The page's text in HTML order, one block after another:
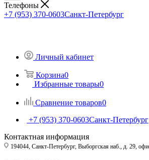
Телефоны
+7 (953) 370-0603Санкт-Петербург
Личный кабинет
Корзина0
Избранные товары0
Сравнение товаров0
+7 (953) 370-0603Санкт-Петербург
Контактная информация
194044, Санкт-Петербург, Выборгская наб., д. 29,